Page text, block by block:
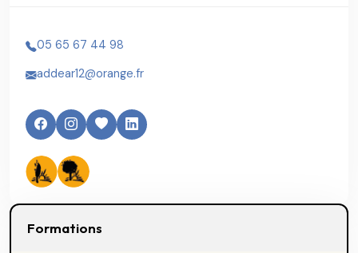
05 65 67 44 98
addear12@orange.fr
Formations